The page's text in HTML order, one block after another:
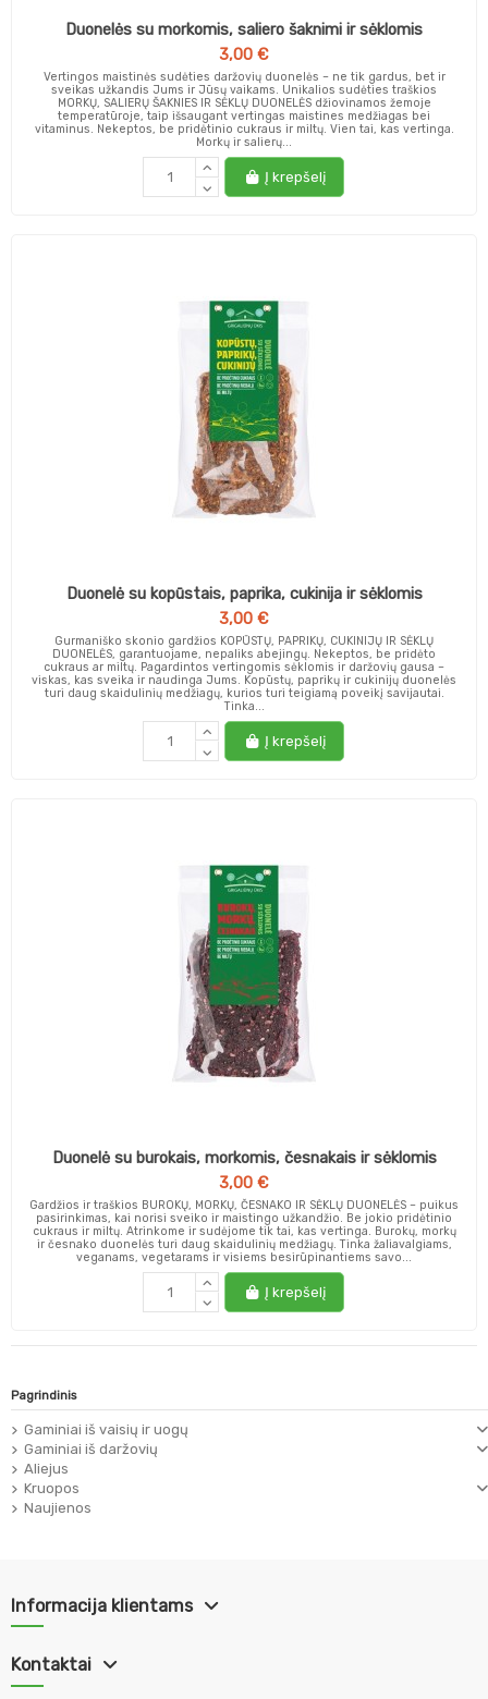
Duonelės su morkomis, saliero šaknimi ir sėklomis
3,00 €
Vertingos maistinės sudėties daržovių duonelės – ne tik gardus, bet ir
sveikas užkandis Jums ir Jūsų vaikams. Unikalios sudėties traškios
MORKŲ, SALIERŲ ŠAKNIES IR SĖKLŲ DUONELĖS džiovinamos žemoje
temperatūroje, taip išsaugant vertingas maistines medžiagas bei
vitaminus. Nekeptos, be pridėtinio cukraus ir miltų. Vien tai, kas vertinga.
Morkų ir salierų...
Į krepšelį
Duonelė su kopūstais, paprika, cukinija ir sėklomis
3,00 €
Gurmaniško skonio gardžios KOPŪSTŲ, PAPRIKŲ, CUKINIJŲ IR SĖKLŲ
DUONELĖS, garantuojame, nepaliks abejingų. Nekeptos, be pridėto
cukraus ar miltų. Pagardintos vertingomis sėklomis ir daržovių gausa –
viskas, kas sveika ir naudinga Jums. Kopūstų, paprikų ir cukinijų duonelės
turi daug skaidulinių medžiagų, kurios turi teigiamą poveikį savijautai.
Tinka...
Į krepšelį
Duonelė su burokais, morkomis, česnakais ir sėklomis
3,00 €
Gardžios ir traškios BUROKŲ, MORKŲ, ČESNAKO IR SĖKLŲ DUONELĖS – puikus
pasirinkimas, kai norisi sveiko ir maistingo užkandžio. Be jokio pridėtinio
cukraus ir miltų. Atrinkome ir sudėjome tik tai, kas vertinga. Burokų, morkų
ir česnako duonelės turi daug skaidulinių medžiagų. Tinka žaliavalgiams,
veganams, vegetarams ir visiems besirūpinantiems savo...
Į krepšelį
Pagrindinis
Gaminiai iš vaisių ir uogų
Gaminiai iš daržovių
Aliejus
Kruopos
Naujienos
Informacija klientams
Kontaktai